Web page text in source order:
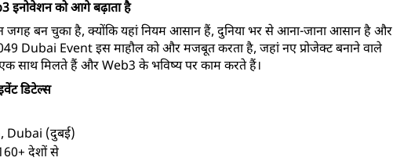
इनोवेशन को आगे बढ़ाता है
बन चुका है, क्योंकि यहां नियम आसान हैं, दुनिया भर से आना-जाना आसान है और
Dubai Event इस माहौल को और मजबूत करता है, जहां नए प्रोजेक्ट बनाने वाले
एक साथ मिलते हैं और Web3 के भविष्य पर काम करते हैं।
डिटेल्स
Dubai (दुबई)
देशों से